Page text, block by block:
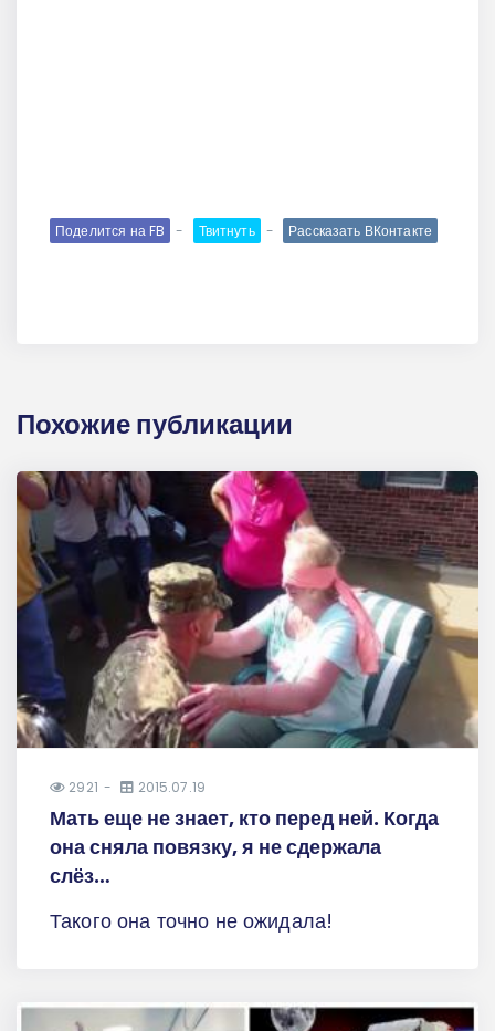
Поделится на FB Твитнуть Рассказать ВКонтакте
Похожие публикации
2921 2015.07.19
Мать еще не знает, кто перед ней. Когда
она сняла повязку, я не сдержала
слёз…
Такого она точно не ожидала!